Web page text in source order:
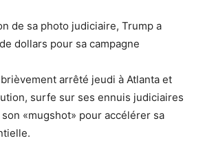
de sa photo judiciaire, Trump a
dollars pour sa campagne
brièvement arrêté jeudi à Atlanta et
surfe sur ses ennuis judiciaires
«mugshot» pour accélérer sa